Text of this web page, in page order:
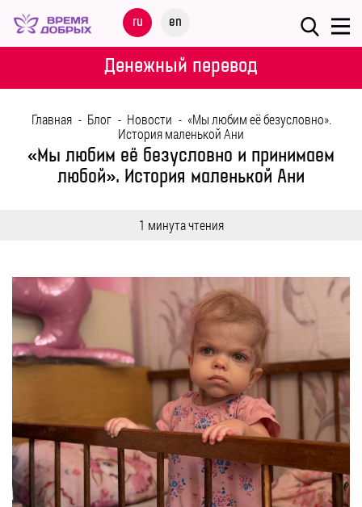
ru en
Меню
НАШИ
ДЕТИ
МЕРОПРИЯТИЯ
ПОМОЩЬ
БЛОГ
Денежный перевод
Главная - Блог - Новости - «Мы любим её безусловно».
История маленькой Ани
«Мы любим её безусловно и принимаем
любой». История маленькой Ани
1 минута чтения